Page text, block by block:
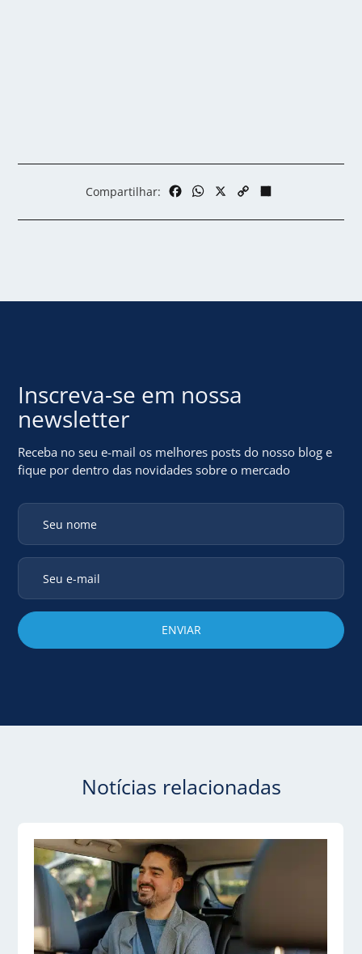
Compartilhar: Facebook
WhatsApp
Copy
Inscreva-se em nossa
newsletter
Receba no seu e-mail os melhores posts do nosso blog e
fique por dentro das novidades sobre o mercado
Notícias relacionadas